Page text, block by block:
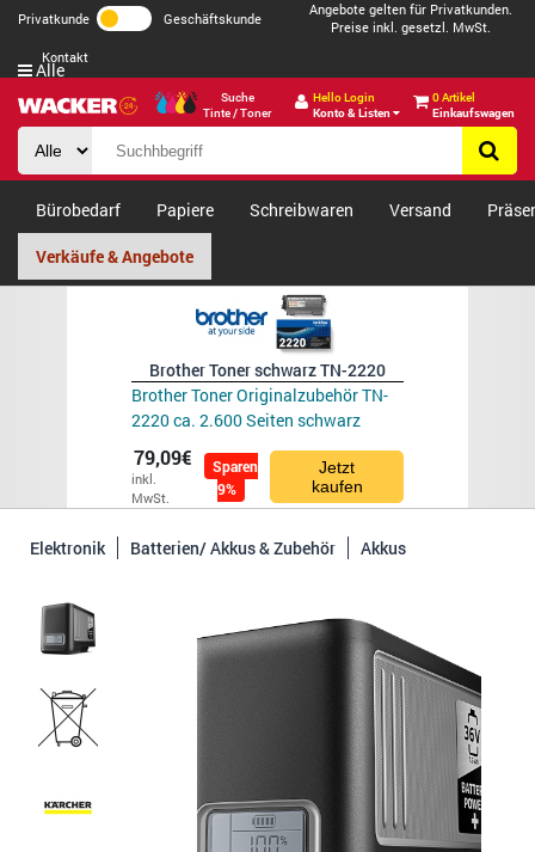
Privatkunde Geschäftskunde
Angebote gelten für Privatkunden.
Preise inkl. gesetzl. MwSt.
Kontakt
Suche
Tinte / Toner
Hello Login
Konto & Listen
0 Artikel
Einkaufswagen
Alle
Bürobedarf Papiere Schreibwaren Versand
Verkäufe & Angebote
Brother Toner schwarz TN-2220
Brother Toner Originalzubehör TN-
2220 ca. 2.600 Seiten schwarz
79,09€
inkl.
MwSt.
Sparen
9%
Jetzt
kaufen
Elektronik Batterien/ Akkus & Zubehör Akkus